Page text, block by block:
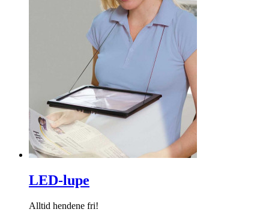
LED-lupe
Alltid hendene fri!